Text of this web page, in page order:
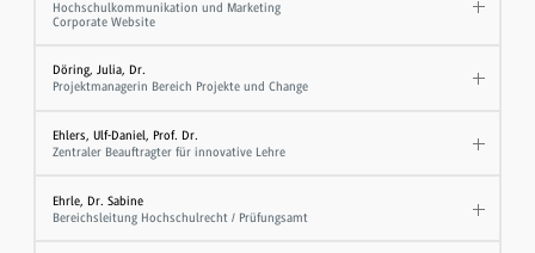
Hochschulkommunikation und Marketing
Corporate Website
Döring, Julia, Dr.
Projektmanagerin Bereich Projekte und Change
Ehlers, Ulf-Daniel, Prof. Dr.
Zentraler Beauftragter für innovative Lehre
Ehrle, Dr. Sabine
Bereichsleitung Hochschulrecht / Prüfungsamt